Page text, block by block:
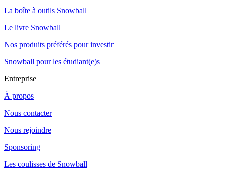
La boîte à outils Snowball
Le livre Snowball
Nos produits préférés pour investir
Snowball pour les étudiant(e)s
Entreprise
À propos
Nous contacter
Nous rejoindre
Sponsoring
Les coulisses de Snowball